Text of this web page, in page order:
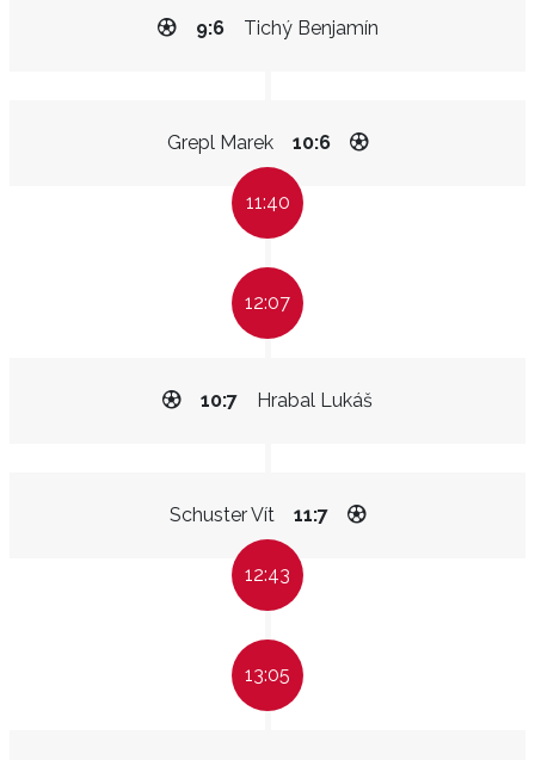
Tichý Benjamín
9:6
Grepl Marek 10:6
11:40
12:07
Hrabal Lukáš
10:7
Schuster Vít 11:7
12:43
13:05